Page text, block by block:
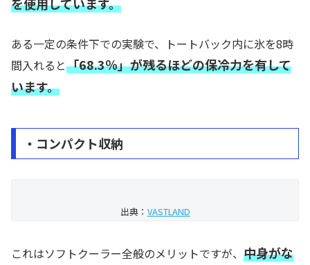
ある一定の条件下での実験で、トートバック内に氷を8時
間入れると「68.3％」が残るほどの保冷力を有して
います。
・コンパクト収納
出典： VASTLAND
これはソフトクーラー全般のメリットですが、 中身がな